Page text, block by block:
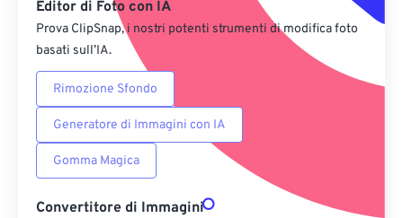
Editor di Foto con IA
Prova ClipSnap, i nostri potenti strumenti di modifica foto
basati sull’IA.
Rimozione Sfondo
Generatore di Immagini con IA
Gomma Magica
Convertitore di Immagini